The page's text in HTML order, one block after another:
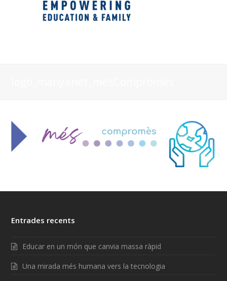
Entrades recents
Educar en un món que canvia massa ràpid
Una mirada més humana vers la tecnologia